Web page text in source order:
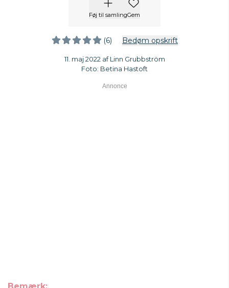
Føj til samlingGem
(6) Bedøm opskrift
11. maj 2022 af Linn Grubbström
Foto: Betina Hastoft